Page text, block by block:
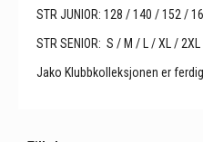
STR JUNIOR: 128 / 140 / 152 /
STR SENIOR: S / M / L / XL /
Jako Klubbkolleksjonen er